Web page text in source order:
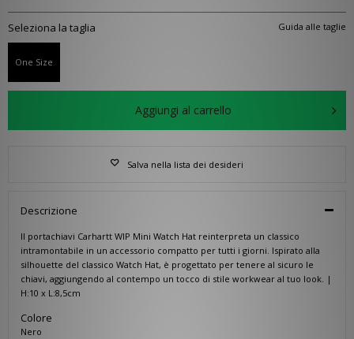
Guida alle taglie
Seleziona la taglia
One Size
Aggiungi al carrello
Salva nella lista dei desideri
Descrizione
Il portachiavi Carhartt WIP Mini Watch Hat reinterpreta un classico
intramontabile in un accessorio compatto per tutti i giorni. Ispirato alla
silhouette del classico Watch Hat, è progettato per tenere al sicuro le
chiavi, aggiungendo al contempo un tocco di stile workwear al tuo look. |
H:10 x L:8,5cm
Colore
Nero